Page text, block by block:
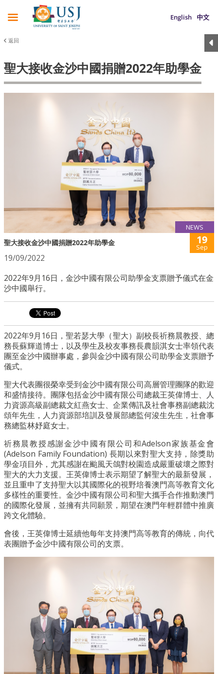
English 中文
返回
聖大接收金沙中國捐贈2022年助學金
NEWS
聖大接收金沙中國捐贈2022年助學金 19
Sep
19/09/2022
2022年9月16日，金沙中國有限公司助學金支票贈予儀式在金
沙中國舉行。
2022年9月16日，聖若瑟大學（聖大）副校長祈務晨教授、總
務長蘇輝道博士，以及學生及校友事務長農韻淇女士率領代表
團至金沙中國辦事處，參與金沙中國有限公司助學金支票贈予
儀式。
聖大代表團很榮幸受到金沙中國有限公司高層管理團隊的歡迎
和盛情接待。團隊包括金沙中國有限公司總裁王英偉博士、人
力資源高級副總裁文紅燕女士、企業傳訊及社會事務副總裁沈
頌年先生，人力資源部培訓及發展部總監何浚生先生，社會事
務總監林妤庭女士。
祈務晨教授感謝金沙中國有限公司和Adelson家族基金會
(Adelson Family Foundation) 長期以來對聖大支持，除獎助
學金項目外，尤其感謝在颱風天鴿對校園造成嚴重破壞之際對
聖大的大力支援。王英偉博士表示期望了解聖大的最新發展，
並且重申了支持聖大以其國際化的視野培養澳門高等教育文化
多樣性的重要性。金沙中國有限公司和聖大攜手合作推動澳門
的國際化發展，並擁有共同願景，期望在澳門年輕群體中推廣
跨文化體驗。
會後，王英偉博士延續他每年支持澳門高等教育的傳統，向代
表團贈予金沙中國有限公司的支票。